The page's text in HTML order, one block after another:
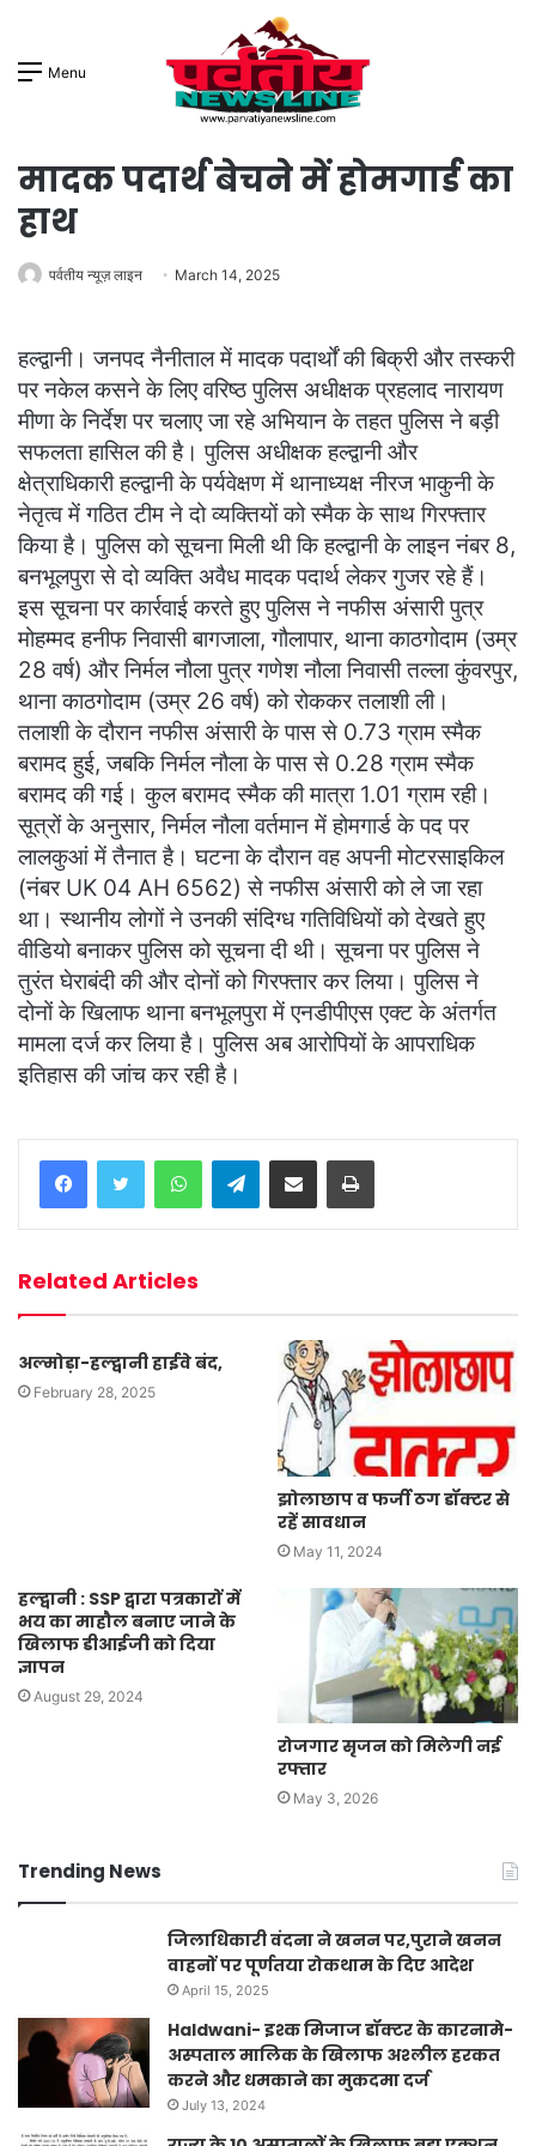
Menu
मादक पदार्थ बेचने में होमगार्ड का
हाथ
पर्वतीय न्यूज़ लाइन March 14, 2025
हल्द्वानी। जनपद नैनीताल में मादक पदार्थों की बिक्री और तस्करी
पर नकेल कसने के लिए वरिष्ठ पुलिस अधीक्षक प्रहलाद नारायण
मीणा के निर्देश पर चलाए जा रहे अभियान के तहत पुलिस ने बड़ी
सफलता हासिल की है। पुलिस अधीक्षक हल्द्वानी और
क्षेत्राधिकारी हल्द्वानी के पर्यवेक्षण में थानाध्यक्ष नीरज भाकुनी के
नेतृत्व में गठित टीम ने दो व्यक्तियों को स्मैक के साथ गिरफ्तार
किया है। पुलिस को सूचना मिली थी कि हल्द्वानी के लाइन नंबर 8,
बनभूलपुरा से दो व्यक्ति अवैध मादक पदार्थ लेकर गुजर रहे हैं।
इस सूचना पर कार्रवाई करते हुए पुलिस ने नफीस अंसारी पुत्र
मोहम्मद हनीफ निवासी बागजाला, गौलापार, थाना काठगोदाम (उम्र
28 वर्ष) और निर्मल नौला पुत्र गणेश नौला निवासी तल्ला कुंवरपुर,
थाना काठगोदाम (उम्र 26 वर्ष) को रोककर तलाशी ली।
तलाशी के दौरान नफीस अंसारी के पास से 0.73 ग्राम स्मैक
बरामद हुई, जबकि निर्मल नौला के पास से 0.28 ग्राम स्मैक
बरामद की गई। कुल बरामद स्मैक की मात्रा 1.01 ग्राम रही।
सूत्रों के अनुसार, निर्मल नौला वर्तमान में होमगार्ड के पद पर
लालकुआं में तैनात है। घटना के दौरान वह अपनी मोटरसाइकिल
(नंबर UK 04 AH 6562) से नफीस अंसारी को ले जा रहा
था। स्थानीय लोगों ने उनकी संदिग्ध गतिविधियों को देखते हुए
वीडियो बनाकर पुलिस को सूचना दी थी। सूचना पर पुलिस ने
तुरंत घेराबंदी की और दोनों को गिरफ्तार कर लिया। पुलिस ने
दोनों के खिलाफ थाना बनभूलपुरा में एनडीपीएस एक्ट के अंतर्गत
मामला दर्ज कर लिया है। पुलिस अब आरोपियों के आपराधिक
इतिहास की जांच कर रही है।
WhatsAppTelegramShare via Email Print
Related Articles
अल्मोड़ा-हल्द्वानी हाईवे बंद,
February 28, 2025
झोलाछाप व फर्जी ठग डॉक्टर से
रहें सावधान
May 11, 2024
हल्द्वानी : SSP द्वारा पत्रकारों में
भय का माहौल बनाए जाने के
खिलाफ डीआईजी को दिया
ज्ञापन
August 29, 2024
रोजगार सृजन को मिलेगी नई
रफ्तार
May 3, 2026
Trending News
जिलाधिकारी वंदना ने खनन पर,पुराने खनन
वाहनों पर पूर्णतया रोकथाम के दिए आदेश
April 15, 2025
Haldwani- इश्क मिजाज डॉक्टर के कारनामे-
अस्पताल मालिक के खिलाफ अश्लील हरकत
करने और धमकाने का मुकदमा दर्ज
July 13, 2024